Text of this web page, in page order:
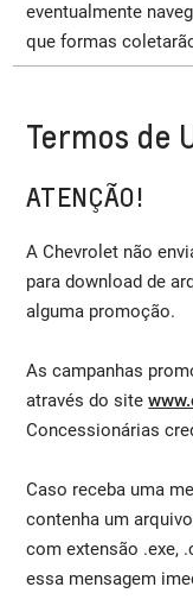
eventualmente
que formas
Termos de
ATENÇÃO!
A Chevrolet não
para download de
alguma promoção.
As campanhas
através do site
Concessionárias
Caso receba uma
contenha um
com extensão .exe,
essa mensagem